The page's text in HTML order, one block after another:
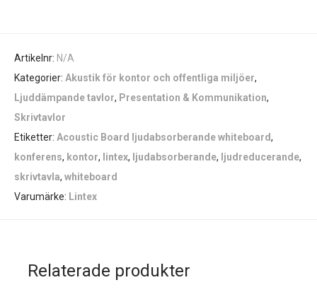
Artikelnr: N/A
Kategorier: Akustik för kontor och offentliga miljöer,
Ljuddämpande tavlor, Presentation & Kommunikation,
Skrivtavlor
Etiketter: Acoustic Board ljudabsorberande whiteboard,
konferens, kontor, lintex, ljudabsorberande, ljudreducerande,
skrivtavla, whiteboard
Varumärke: Lintex
Relaterade produkter